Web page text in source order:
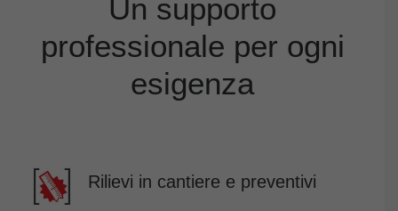
Un supporto
professionale per ogni
esigenza
Rilievi in cantiere e preventivi